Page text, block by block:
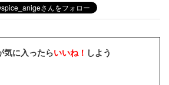
気に入ったらいいね！ しよう